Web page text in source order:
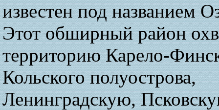
известен под названием
Этот обширный район
территорию Карело-
Кольского полуострова,
Ленинградскую,